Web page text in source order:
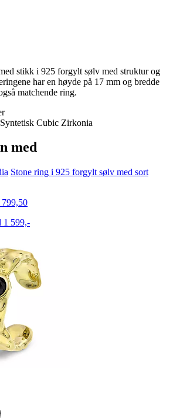
stikk i 925 forgylt sølv med struktur og
har en høyde på 17 mm og bredde
matchende ring.
Cubic Zirkonia
med
Stone ring i 925 forgylt sølv med sort
1 599,-